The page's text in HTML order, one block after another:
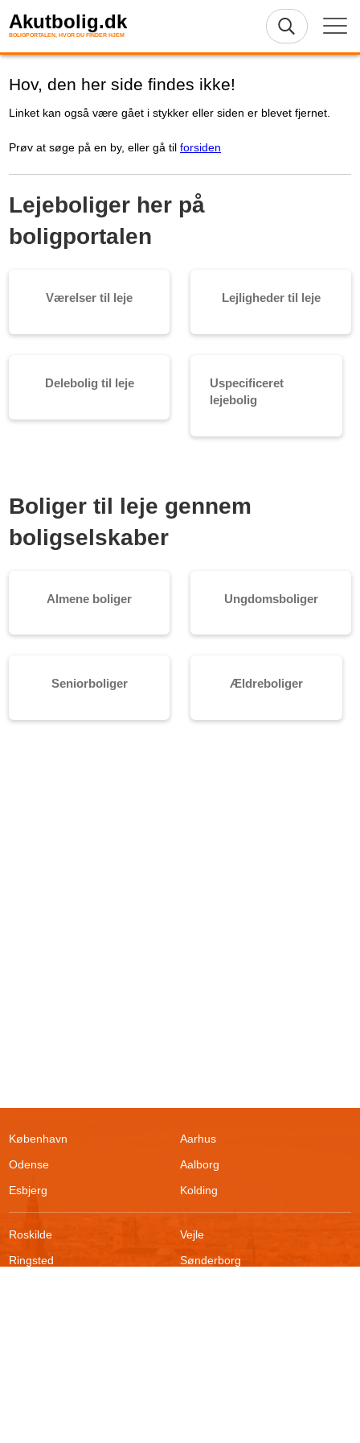
Akutbolig.dk
BOLIGPORTALEN, HVOR DU FINDER HJEM
Hov, den her side findes ikke!
Linket kan også være gået i stykker eller siden er blevet fjernet.
Prøv at søge på en by, eller gå til forsiden
Lejeboliger her på
boligportalen
Værelser til leje Lejligheder til leje
Delebolig til leje
Uspecificeret
lejebolig
Boliger til leje gennem
boligselskaber
Almene boliger Ungdomsboliger
Seniorboliger Ældreboliger
København
Aarhus
Odense
Aalborg
Esbjerg
Kolding
Roskilde
Vejle
Ringsted
Sønderborg